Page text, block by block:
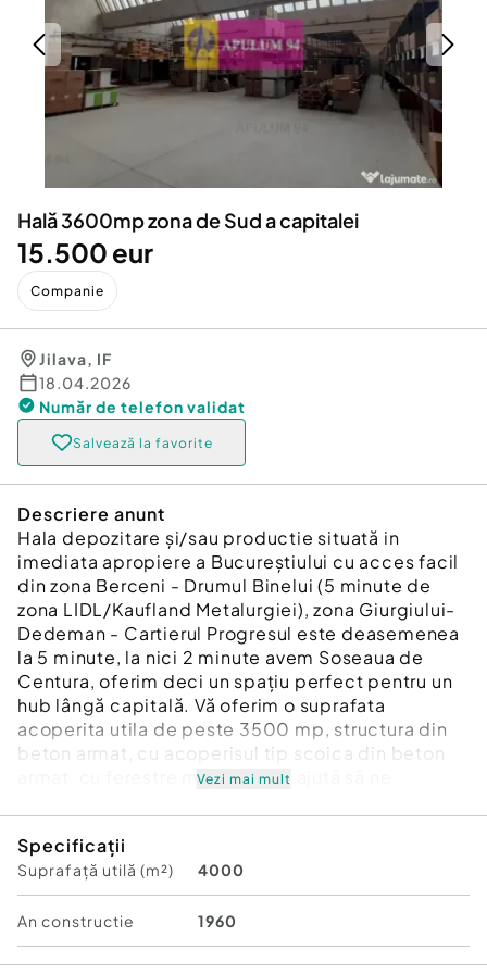
Servicii
Animale de companie
Afaceri și echipamente profesionale
Inchiriere Bunuri si Vehicule
Utilaje agricole si industriale
Piese auto si accesorii
Dacia Duster
Hală 3600mp zona de Sud a capitalei
15.500 eur
Companie
Jilava, IF
18.04.2026
Număr de telefon validat
Salvează la favorite
Descriere anunt
Hala depozitare și/sau productie situată in
imediata apropiere a Bucureștiului cu acces facil
din zona Berceni - Drumul Binelui (5 minute de
zona LIDL/Kaufland Metalurgiei), zona Giurgiului-
Dedeman - Cartierul Progresul este deasemenea
la 5 minute, la nici 2 minute avem Soseaua de
Centura, oferim deci un spațiu perfect pentru un
hub lângă capitală. Vă oferim o suprafata
acoperita utila de peste 3500 mp, structura din
beton armat, cu acoperisul tip scoica din beton
armat, cu ferestre mari care ne ajută să ne
tir, toate utilitățile (apă, gaz, curent, canal). Vă
oferim deci locul perfect pentru a vă desfășura
activitatea în condiții optime. La pachet cu hala
vă oferim un spațiu generos pentru birouri și o
zonă ce se poate folosi ca showroom. Terenul
total pe care îl punem la dispoziție este de
Vezi mai mult
Specificații
Suprafață utilă (m²) 4000
An constructie 1960